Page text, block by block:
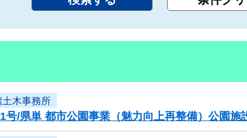
土木事務所
号/県単 都市公園事業（魅力向上再整備）公園施